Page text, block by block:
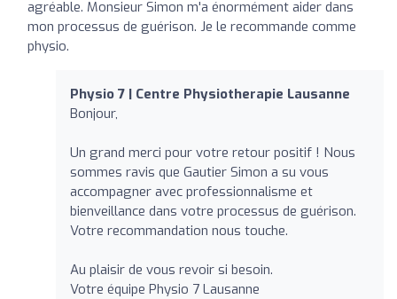
agréable. Monsieur Simon m'a énormément aider dans
mon processus de guérison. Je le recommande comme
physio.
Physio 7 | Centre Physiotherapie Lausanne
Bonjour,
Un grand merci pour votre retour positif ! Nous
sommes ravis que Gautier Simon a su vous
accompagner avec professionnalisme et
bienveillance dans votre processus de guérison.
Votre recommandation nous touche.
Au plaisir de vous revoir si besoin.
Votre équipe Physio 7 Lausanne